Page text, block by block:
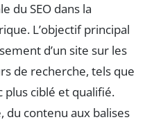
du SEO dans la
L’objectif principal
d’un site sur les
de recherche, tels que
plus ciblé et qualifié.
du contenu aux balises